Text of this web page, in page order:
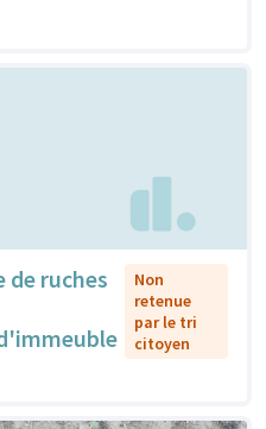
de ruches
Non
retenue
par le tri
citoyen